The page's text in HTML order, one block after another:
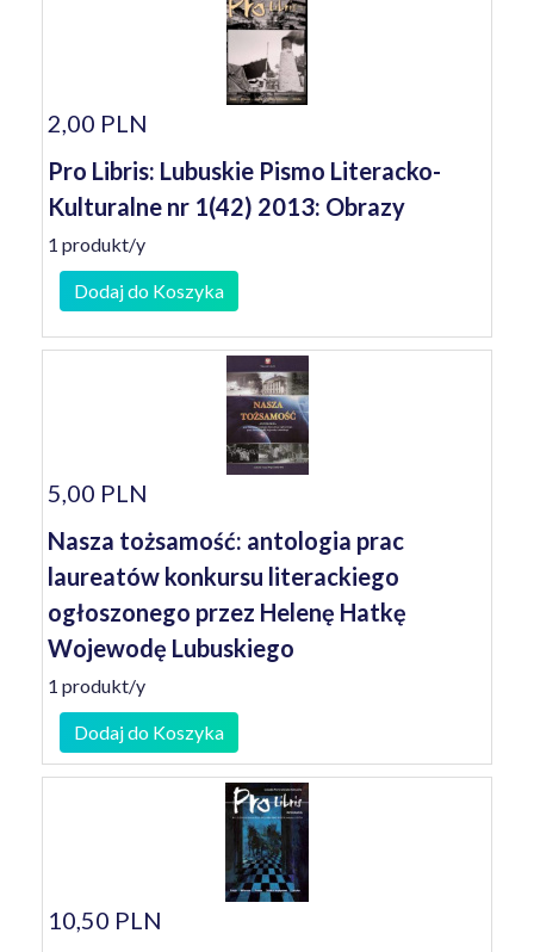
2,00 PLN
Pro Libris: Lubuskie Pismo Literacko-
Kulturalne nr 1(42) 2013: Obrazy
1 produkt/y
Dodaj do Koszyka
5,00 PLN
Nasza tożsamość: antologia prac
laureatów konkursu literackiego
ogłoszonego przez Helenę Hatkę
Wojewodę Lubuskiego
1 produkt/y
Dodaj do Koszyka
10,50 PLN